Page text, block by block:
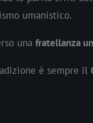
umanistico.
una fratellanza
è sempre il